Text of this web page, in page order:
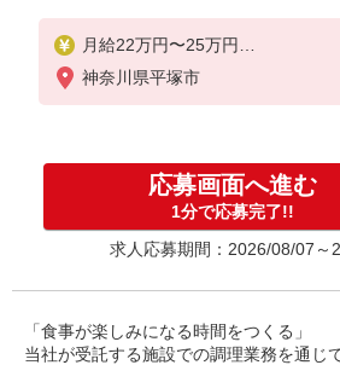
月給22万円〜25万円
※給与は経験や前職給与に応じて
神奈川県平塚市
応募画面へ進む
1分で応募完了!!
求人応募期間：2026/08/07～
「食事が楽しみになる時間をつくる」
当社が受託する施設での調理業務を通じ